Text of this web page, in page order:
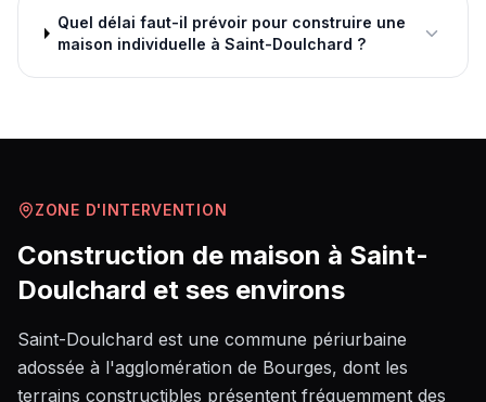
Quel délai faut-il prévoir pour construire une
maison individuelle à Saint-Doulchard ?
ZONE D'INTERVENTION
Construction de maison à Saint-
Doulchard et ses environs
Saint-Doulchard est une commune périurbaine
adossée à l'agglomération de Bourges, dont les
terrains constructibles présentent fréquemment des